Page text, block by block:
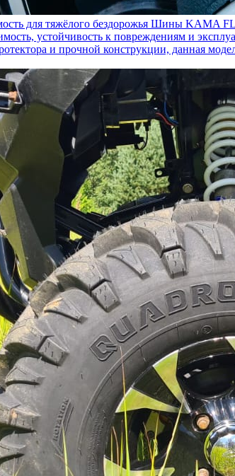
для тяжёлого бездорожья Шины KAMA
устойчивость к повреждениям и
и прочной конструкции, данная